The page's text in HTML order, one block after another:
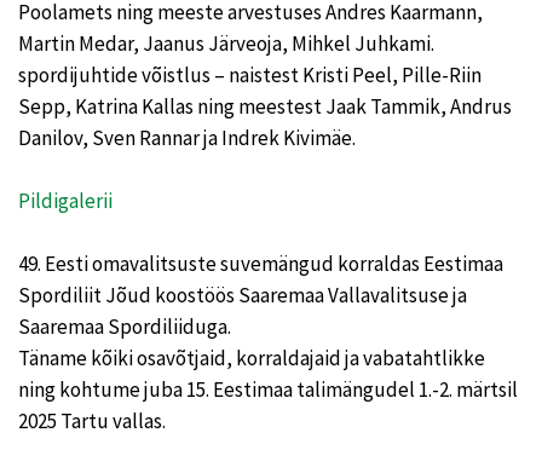
Poolamets ning meeste arvestuses Andres Kaarmann,
Martin Medar, Jaanus Järveoja, Mihkel Juhkami.
spordijuhtide võistlus – naistest Kristi Peel, Pille-Riin
Sepp, Katrina Kallas ning meestest Jaak Tammik, Andrus
Danilov, Sven Rannar ja Indrek Kivimäe.
Pildigalerii
49. Eesti omavalitsuste suvemängud korraldas Eestimaa
Spordiliit Jõud koostöös Saaremaa Vallavalitsuse ja
Saaremaa Spordiliiduga.
Täname kõiki osavõtjaid, korraldajaid ja vabatahtlikke
ning kohtume juba 15. Eestimaa talimängudel 1.-2. märtsil
2025 Tartu vallas.